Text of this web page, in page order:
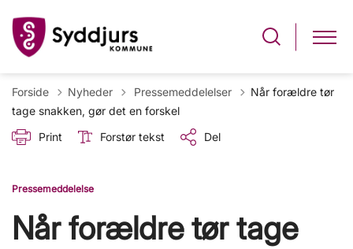
Forside Nyheder Tilbage til
Pressemeddelelser
Når forældre tør
tage snakken, gør det en forskel
Print
Forstør tekst Del
Pressemeddelelse
Når forældre tør tage